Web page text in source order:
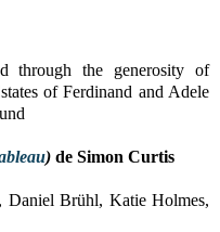
through the generosity of
of Ferdinand and Adele
) de Simon Curtis
Daniel Brühl, Katie Holmes,